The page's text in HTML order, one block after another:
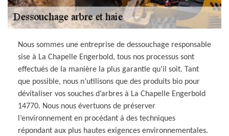
Nous sommes une entreprise de dessouchage responsable
sise à La Chapelle Engerbold, tous nos processus sont
effectués de la manière la plus garantie qu’il soit. Tant
que possible, nous n’utilisons que des produits bio pour
dévitaliser vos souches d’arbres à La Chapelle Engerbold
14770. Nous nous évertuons de préserver
l’environnement en procédant à des techniques
répondant aux plus hautes exigences environnementales.